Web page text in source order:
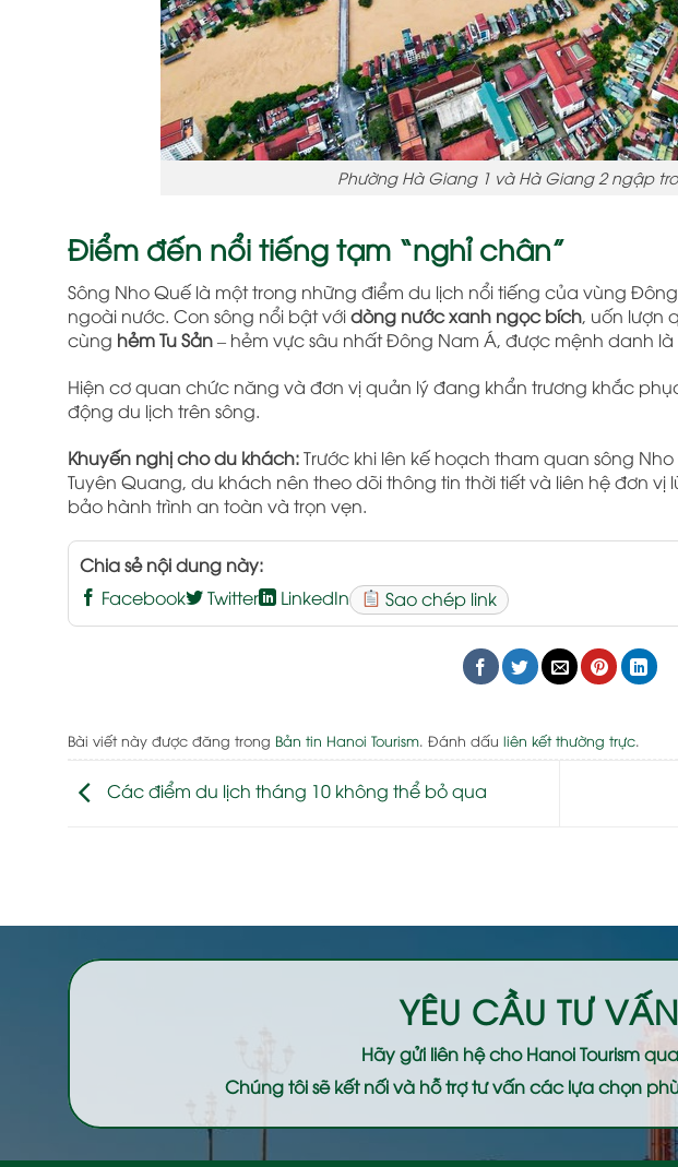
Phường Hà Giang 1 và Hà Giang 2 ngập
Điểm đến nổi tiếng tạm “nghỉ chân”
Sông Nho Quế là một trong những điểm du lịch nổi tiếng của vùng
ngoài nước. Con sông nổi bật vớidòng nước xanh ngọc bích, uốn lượn
cùng hẻm Tu Sản– hẻm vực sâu nhất Đông Nam Á, được mệnh danh
Hiện cơ quan chức năng và đơn vị quản lý đang khẩn trương khắc
động du lịch trên sông.
Khuyến nghị cho du khách:Trước khi lên kế hoạch tham quan sông
Tuyên Quang, du khách nên theo dõi thông tin thời tiết và liên hệ đơn
bảo hành trình an toàn và trọn vẹn.
Chia sẻ nội dung này:
Facebook
Twitter LinkedIn Sao chép link
Bài viết này được đăng trong Bản tin Hanoi Tourism. Đánh dấu liên kết thường trực.
Các điểm du lịch tháng 10 không thể bỏ qua
YÊU CẦU TƯ VẤN
Hãy gửi liên hệ choHanoi Tourism
Chúng tôi sẽ kết nối và hỗ trợ tư vấn các lựa chọn